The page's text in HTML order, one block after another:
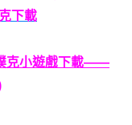
下載
克小遊戲下載——